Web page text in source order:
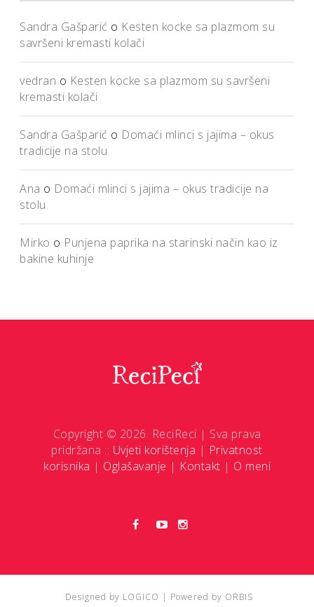
Sandra Gašparić o Kesten kocke sa plazmom su
savršeni kremasti kolači
vedran o Kesten kocke sa plazmom su savršeni
kremasti kolači
Sandra Gašparić o Domaći mlinci s jajima – okus
tradicije na stolu
Ana o Domaći mlinci s jajima – okus tradicije na
stolu
Mirko o Punjena paprika na starinski način kao iz
bakine kuhinje
Copyright © 2026. ReciReci | Sva prava
pridržana :: Uvjeti korištenja | Privatnost
korisnika | Oglašavanje | Kontakt | O meni
Designed by LOGICO | Powered by ORBIS